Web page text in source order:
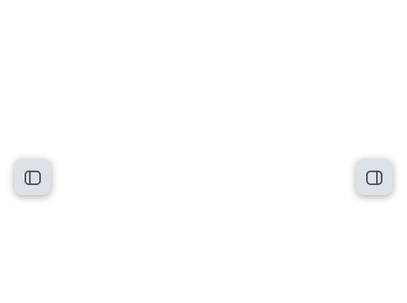
コースインデックスを開く ブロ